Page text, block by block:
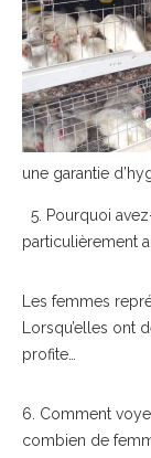
une garantie
5. Pourquoi
particulièrement
Les femmes
Lorsqu’elles ont
profite…
6. Comment
combien de